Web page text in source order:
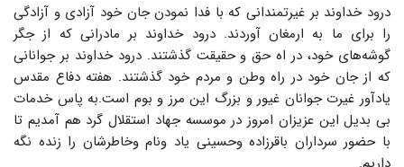
درود خداوند بر غیرتمندانی که با فدا نمودن جان خود آزادی و آزادگی
را برای ما به ارمغان آوردند. درود خداوند بر مادرانی که از جگر
گوشه‌های خود، در اه حق و حقیقت گذشتند. درود خداوند بر جوانانی
که از جان خود در راه وطن و مردم خود گذشتند. هفته دفاع مقدس
یادآور غیرت جوانان غیور و بزرگ این مرز و بوم است.به پاس خدمات
بی بدیل این عزیزان امروز در موسسه جهاد استقلال گرد هم آمدیم تا
با حضور سرداران باقرزاده وحسینی یاد ونام وخاطرشان را زنده نگه